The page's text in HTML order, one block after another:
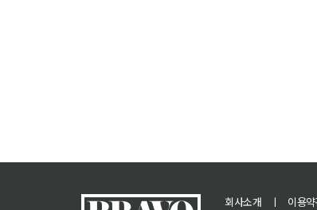
회사소개 ㅣ 이용